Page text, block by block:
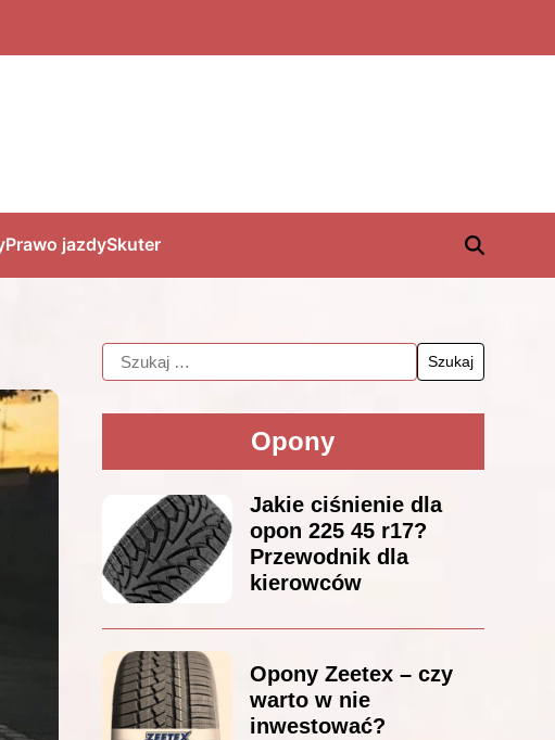
Prawo jazdySkuter
Opony
Jakie ciśnienie dla
opon 225 45 r17?
Przewodnik dla
kierowców
Opony Zeetex – czy
warto w nie
inwestować?